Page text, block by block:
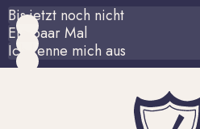
Bis jetzt noch nicht
Ein paar Mal
Ich kenne mich aus